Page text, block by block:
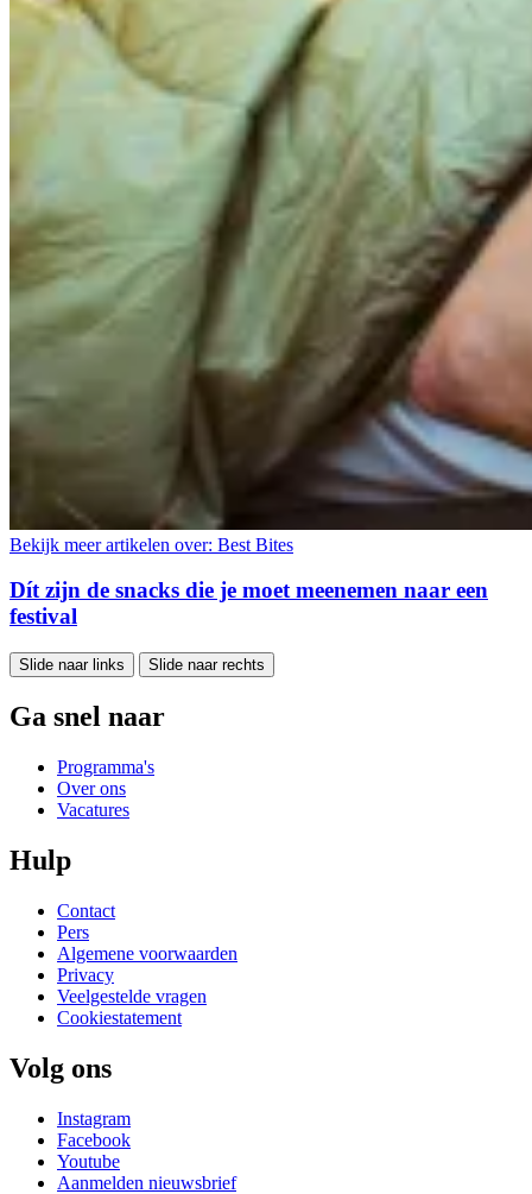
Bekijk meer artikelen over: Best Bites
Dít zijn de snacks die je moet meenemen naar een
festival
Slide naar links Slide naar rechts
Ga snel naar
Programma's
Over ons
Vacatures
Hulp
Contact
Pers
Algemene voorwaarden
Privacy
Veelgestelde vragen
Cookiestatement
Volg ons
Instagram
Facebook
Youtube
Aanmelden nieuwsbrief